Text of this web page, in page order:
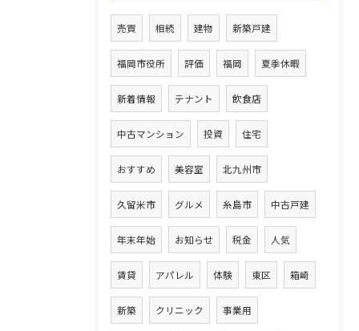
売買 相続 建物 新築戸建
福岡市役所 評価 福岡 夏季休暇
新着情報 テナント 飲食店
中古マンション 投資 住宅
おすすめ 美容室 北九州市
久留米市 グルメ 糸島市 中古戸建
年末年始 お知らせ 税金 人気
賃貸 アパレル 体験 東区 箱崎
新築 クリニック 事業用